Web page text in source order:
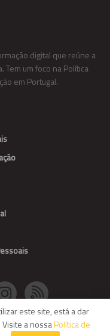
digital que reúne a
um foco na Política
em Portugal.
este site, está a dar
a nossaPolítica de